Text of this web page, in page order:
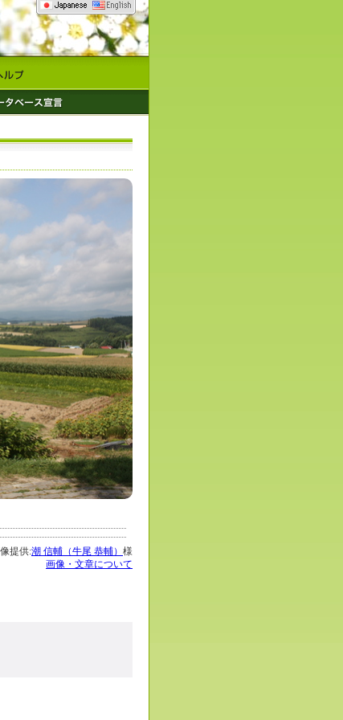
提供:潮 信輔（牛尾 恭輔） 様
画像・文章について